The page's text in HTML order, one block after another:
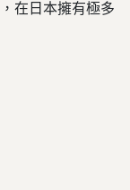
在日本擁有極多